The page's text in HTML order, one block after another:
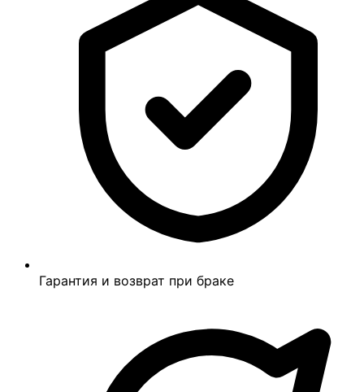
Гарантия и возврат при браке